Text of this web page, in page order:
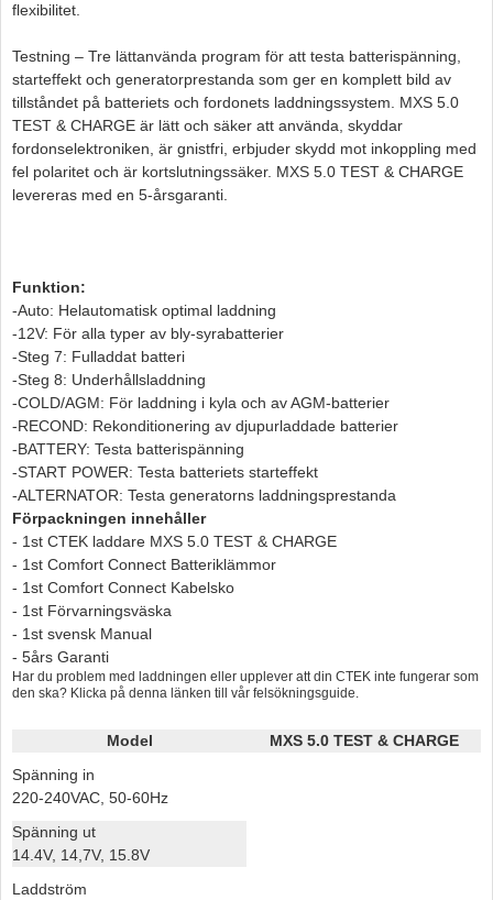
flexibilitet.
Testning – Tre lättanvända program för att testa batterispänning,
starteffekt och generatorprestanda som ger en komplett bild av
tillståndet på batteriets och fordonets laddningssystem. MXS 5.0
TEST & CHARGE är lätt och säker att använda, skyddar
fordonselektroniken, är gnistfri, erbjuder skydd mot inkoppling med
fel polaritet och är kortslutningssäker. MXS 5.0 TEST & CHARGE
levereras med en 5-årsgaranti.
Funktion:
-Auto: Helautomatisk optimal laddning
-12V: För alla typer av bly-syrabatterier
-Steg 7: Fulladdat batteri
-Steg 8: Underhållsladdning
-COLD/AGM: För laddning i kyla och av AGM-batterier
-RECOND: Rekonditionering av djupurladdade batterier
-BATTERY: Testa batterispänning
-START POWER: Testa batteriets starteffekt
-ALTERNATOR: Testa generatorns laddningsprestanda
Förpackningen innehåller
- 1st CTEK laddare MXS 5.0 TEST & CHARGE
- 1st Comfort Connect Batteriklämmor
- 1st Comfort Connect Kabelsko
- 1st Förvarningsväska
- 1st svensk Manual
- 5års Garanti
Har du problem med laddningen eller upplever att din CTEK inte fungerar som
den ska? Klicka på denna länken till vår felsökningsguide.
Model
MXS 5.0 TEST & CHARGE
Spänning in
220-240VAC, 50-60Hz
Spänning ut
14.4V, 14,7V, 15.8V
Laddström